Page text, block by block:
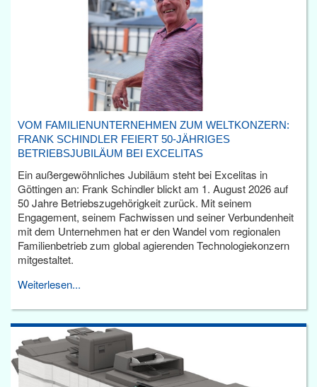
VOM FAMILIENUNTERNEHMEN ZUM WELTKONZERN:
FRANK SCHINDLER FEIERT 50-JÄHRIGES
BETRIEBSJUBILÄUM BEI EXCELITAS
Ein außergewöhnliches Jubiläum steht bei Excelitas in
Göttingen an: Frank Schindler blickt am 1. August 2026 auf
50 Jahre Betriebszugehörigkeit zurück. Mit seinem
Engagement, seinem Fachwissen und seiner Verbundenheit
mit dem Unternehmen hat er den Wandel vom regionalen
Familienbetrieb zum global agierenden Technologiekonzern
mitgestaltet.
Weiterlesen...